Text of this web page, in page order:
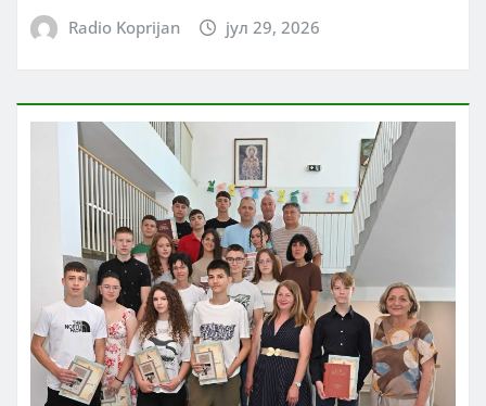
Radio Koprijan јул 29, 2026